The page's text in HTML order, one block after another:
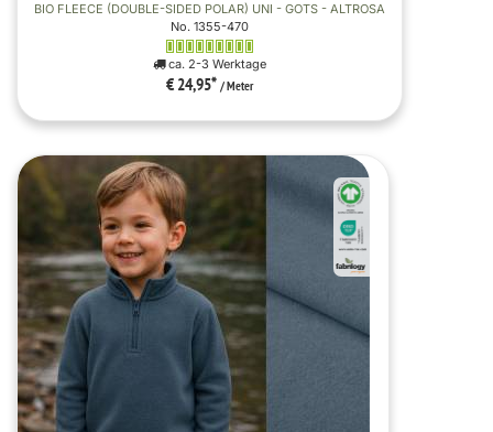
BIO FLEECE (DOUBLE-SIDED POLAR) UNI - GOTS - ALTROSA
No. 1355-470
ca. 2-3 Werktage
€ 24,95* / Meter